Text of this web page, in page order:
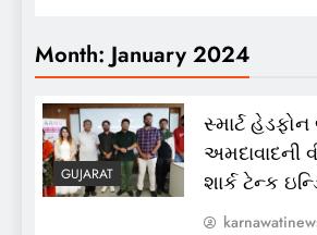
Month: January 2024
GUJARAT
સ્માર્ટ
અમદાવાદની
શાર્ક ટેન્ક